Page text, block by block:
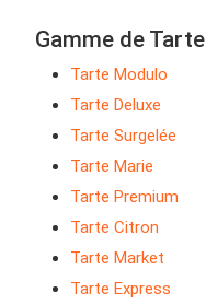
Gamme de Tarte
Tarte Modulo
Tarte Deluxe
Tarte Surgelée
Tarte Marie
Tarte Premium
Tarte Citron
Tarte Market
Tarte Express